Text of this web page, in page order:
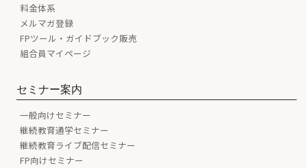
料金体系
メルマガ登録
FPツール・ガイドブック販売
組合員マイページ
セミナー案内
一般向けセミナー
継続教育通学セミナー
継続教育ライブ配信セミナー
FP向けセミナー